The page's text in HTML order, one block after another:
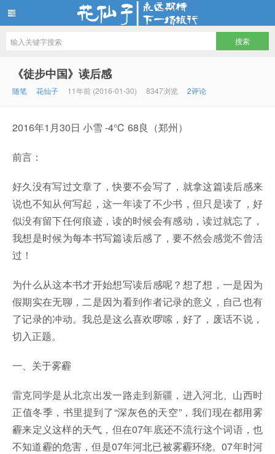
《徒步中国》读后感
随笔 花仙子 11年前 (2016-01-30) 8347浏览 2评论
2016年1月30日 小雪 -4℃ 68良（郑州）
前言：
好久没有写过文章了，快要不会写了，就拿这篇读后感来
说也不知从何写起，这一年读了不少书，但只是读了，好
似没有留下任何痕迹，读的时候会有感动，读过就忘了，
我想是时候为每本书写篇读后感了，要不然会感觉不曾活
过！
为什么从这本书才开始想写读后感呢？想了想，一是因为
假期实在无聊，二是因为看到作者记录的意义，自己也有
了记录的冲动。我总是这么喜欢啰嗦，好了，废话不说，
切入正题。
一、关于雾霾
雷克同学是从北京出发一路走到新疆，进入河北、山西时
正值冬季，书里提到了“深灰色的天空”，我们现在都用雾
霾来定义这样的天气，但在07年底还不流行这个词语，也
不知道霾的危害，但是07年河北已被雾霾环绕。07年时河